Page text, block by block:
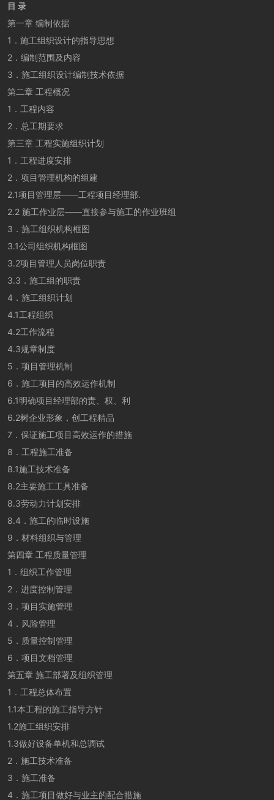
目 录
第一章 编制依据
1．施工组织设计的指导思想
2．编制范围及内容
3．施工组织设计编制技术依据
第二章 工程概况
1．工程内容
2．总工期要求
第三章 工程实施组织计划
1．工程进度安排
2．项目管理机构的组建
2.1项目管理层——工程项目经理部.
2.2 施工作业层——直接参与施工的作业班组
3．施工组织机构框图
3.1公司组织机构框图
3.2项目管理人员岗位职责
3.3．施工组的职责
4．施工组织计划
4.1工程组织
4.2工作流程
4.3规章制度
5．项目管理机制
6．施工项目的高效运作机制
6.1明确项目经理部的责、权、利
6.2树企业形象，创工程精品
7．保证施工项目高效运作的措施
8．工程施工准备
8.1施工技术准备
8.2主要施工工具准备
8.3劳动力计划安排
8.4．施工的临时设施
9．材料组织与管理
第四章 工程质量管理
1．组织工作管理
2．进度控制管理
3．项目实施管理
4．风险管理
5．质量控制管理
6．项目文档管理
第五章 施工部署及组织管理
1．工程总体布置
1.1本工程的施工指导方针
1.2施工组织安排
1.3做好设备单机和总调试
2．施工技术准备
3．施工准备
4．施工项目做好与业主的配合措施